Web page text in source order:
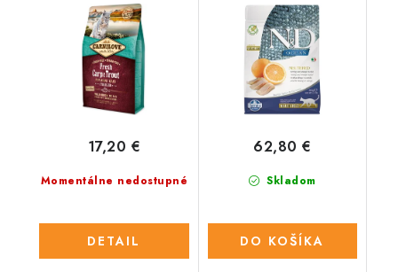
Momentálne nedostupné
17,20 €
DETAIL
Skladom
62,80 €
DO KOŠÍKA